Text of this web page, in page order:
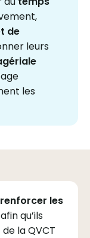
de
leurs
les
renforcer les
afin qu’ils
la QVCT